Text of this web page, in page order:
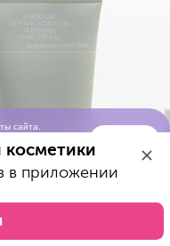
сайта.
косметики
в приложении